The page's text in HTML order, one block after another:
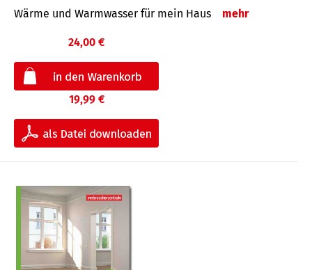
Wärme und Warmwasser für mein Haus mehr
24,00 €
19,99 €